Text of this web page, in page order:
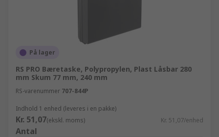
På lager
RS PRO Bæretaske, Polypropylen, Plast Låsbar 280
mm Skum 77 mm, 240 mm
RS-varenummer 707-844P
Indhold 1 enhed (leveres i en pakke)
Kr. 51,07(ekskl. moms) Kr. 51,07/enhed
Antal